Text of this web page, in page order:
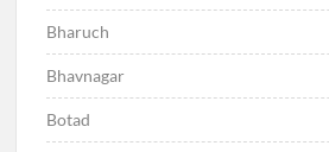
Bharuch
Bhavnagar
Botad